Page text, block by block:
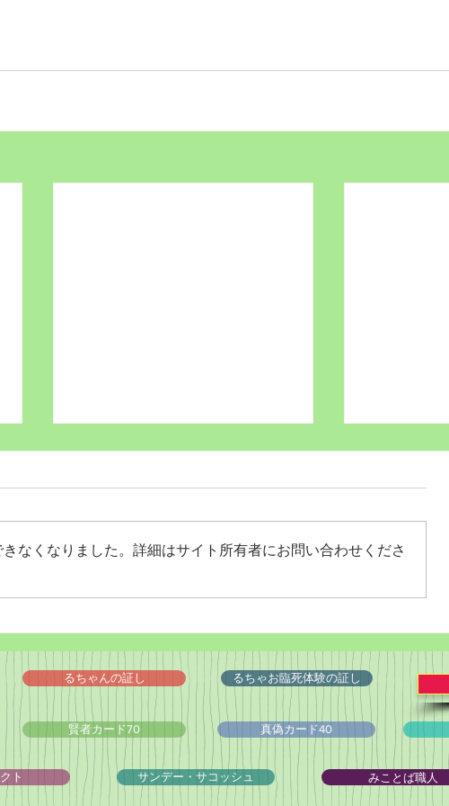
Wordだけで作っちゃおう～
バイブル
なくなりました。詳細はサイト所有者にお問い合わせくださ
るちゃんの証し るちゃお臨死体験の証し
賢者カード70 真偽カード40
ト サンデー・サコッシュ みことば職人